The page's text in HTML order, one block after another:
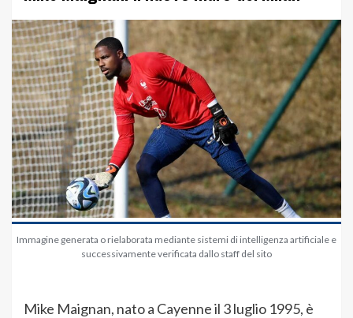
Immagine generata o rielaborata mediante sistemi di intelligenza artificiale e
successivamente verificata dallo staff del sito
Mike Maignan, nato a Cayenne il 3 luglio 1995, è